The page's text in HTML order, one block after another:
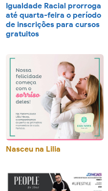
Igualdade Racial prorroga
até quarta-feira o período
de inscrições para cursos
gratuitos
Nasceu na Lilia